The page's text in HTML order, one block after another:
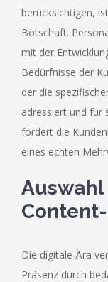
berücksichtigen,
Botschaft.
mit der
Bedürfnisse der
der die
adressiert und für
fördert die
eines echten
Die digitale Ära
Präsenz durch